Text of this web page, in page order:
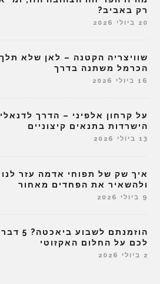
רק באביב?
20 ביולי 2026
שוויצריה הקטנה – לאן שלא
הכרמל משתנה בדרך
16 ביולי 2026
על קרחון אלפיני – הדרך
הישרדות בתנאים קיצוניים
13 ביולי 2026
איך שק של תפוחי אדמה עזר
ולהשאיר את הפחדים מאחור
9 ביולי 2026
לכם על החלום האקזוטי
2 ביולי 2026